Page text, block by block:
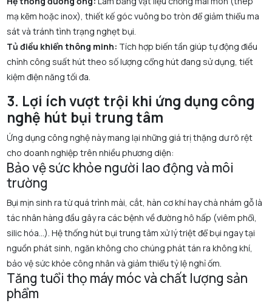
mạ kẽm hoặc inox), thiết kế góc vuông bo tròn để giảm thiểu ma
sát và tránh tình trạng nghẹt bụi.
Tủ điều khiển thông minh: Tích hợp biến tần giúp tự động điều
chỉnh công suất hút theo số lượng cổng hút đang sử dụng, tiết
kiệm điện năng tối đa.
3. Lợi ích vượt trội khi ứng dụng công
nghệ hút bụi trung tâm
Ứng dụng công nghệ này mang lại những giá trị thặng dư rõ rệt
cho doanh nghiệp trên nhiều phương diện:
Bảo vệ sức khỏe người lao động và môi
trường
Bụi mịn sinh ra từ quá trình mài, cắt, hàn cơ khí hay chà nhám gỗ là
tác nhân hàng đầu gây ra các bệnh về đường hô hấp (viêm phổi,
silic hóa...). Hệ thống hút bụi trung tâm xử lý triệt để bụi ngay tại
nguồn phát sinh, ngăn không cho chúng phát tán ra không khí,
bảo vệ sức khỏe công nhân và giảm thiểu tỷ lệ nghỉ ốm.
Tăng tuổi thọ máy móc và chất lượng sản
phẩm